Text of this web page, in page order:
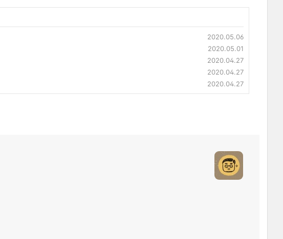
2020.05.06
2020.05.01
2020.04.27
2020.04.27
2020.04.27